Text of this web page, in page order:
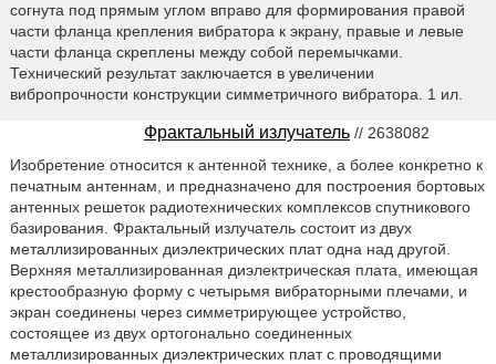
согнута под прямым углом вправо для формирования правой
части фланца крепления вибратора к экрану, правые и левые
части фланца скреплены между собой перемычками.
Технический результат заключается в увеличении
вибропрочности конструкции симметричного вибратора. 1 ил.
Фрактальный излучатель // 2638082
Изобретение относится к антенной технике, а более конкретно к
печатным антеннам, и предназначено для построения бортовых
антенных решеток радиотехнических комплексов спутникового
базирования. Фрактальный излучатель состоит из двух
металлизированных диэлектрических плат одна над другой.
Верхняя металлизированная диэлектрическая плата, имеющая
крестообразную форму с четырьмя вибраторными плечами, и
экран соединены через симметрирующее устройство,
состоящее из двух ортогонально соединенных
металлизированных диэлектрических плат с проводящими